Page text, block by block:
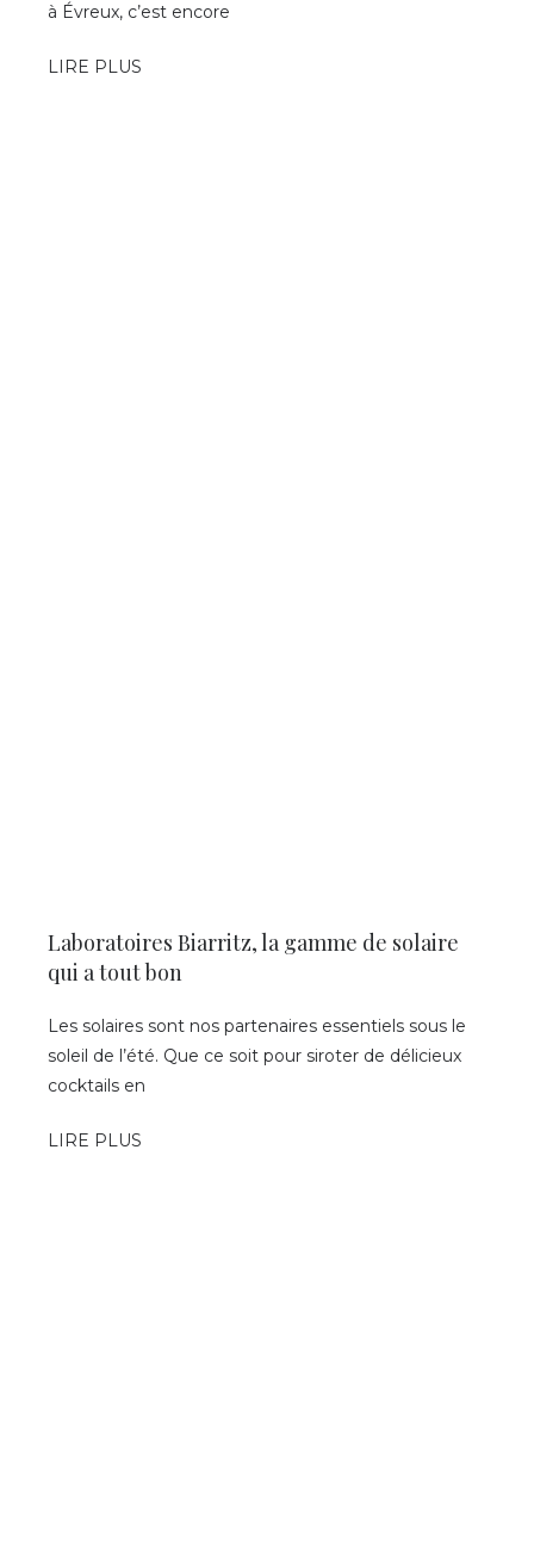
à Évreux, c’est encore
LIRE PLUS
Laboratoires Biarritz, la gamme de solaire
qui a tout bon
Les solaires sont nos partenaires essentiels sous le
soleil de l’été. Que ce soit pour siroter de délicieux
cocktails en
LIRE PLUS